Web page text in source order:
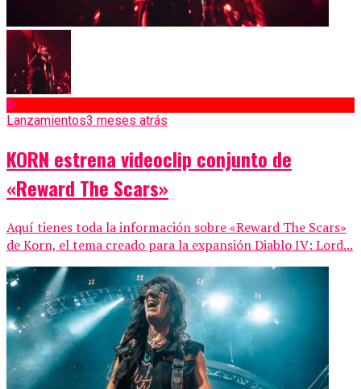
Lanzamientos3 meses atrás
KORN estrena videoclip conjunto de
«Reward The Scars»
Aquí tienes toda la información sobre «Reward The Scars»
de Korn, el tema creado para la expansión Diablo IV: Lord...